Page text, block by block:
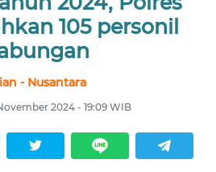
105 personil
- Nusantara
2024 - 19:09 WIB